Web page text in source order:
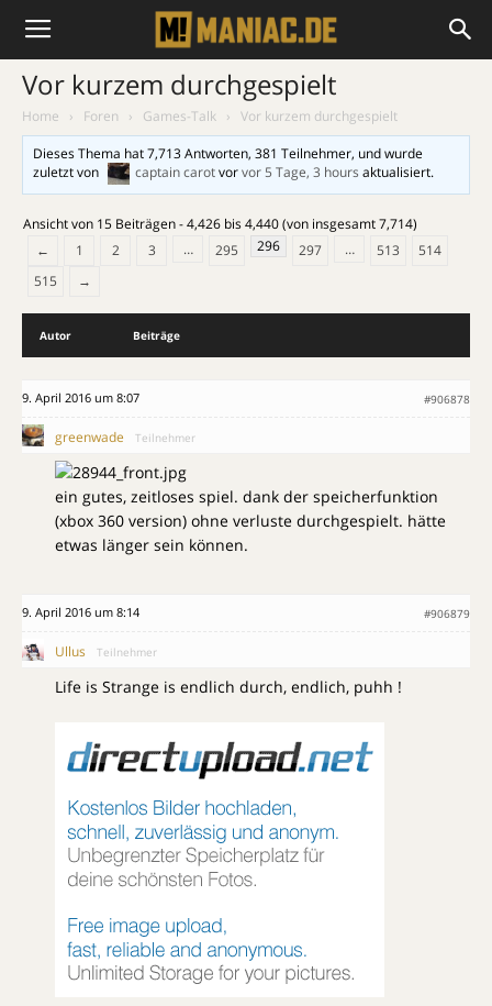
Vor kurzem durchgespielt
Home › Foren › Games-Talk › Vor kurzem durchgespielt
Dieses Thema hat 7,713 Antworten, 381 Teilnehmer, und wurde
zuletzt von
captain carotvorvor 5 Tage, 3 hours aktualisiert.
Ansicht von 15 Beiträgen - 4,426 bis 4,440 (von insgesamt 7,714)
←
1 2 3 … 295 296 297 … 513
514
515
→
Autor Beiträge
9. April 2016 um 8:07 #906878
greenwade Teilnehmer
ein gutes, zeitloses spiel. dank der speicherfunktion
(xbox 360 version) ohne verluste durchgespielt. hätte
etwas länger sein können.
9. April 2016 um 8:14 #906879
Ullus Teilnehmer
Life is Strange is endlich durch, endlich, puhh !